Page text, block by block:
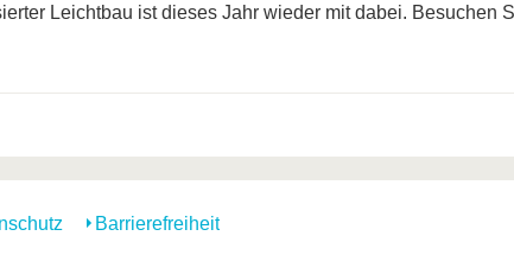
Leichtbau ist dieses Jahr wieder mit dabei. Besuchen
Barrierefreiheit